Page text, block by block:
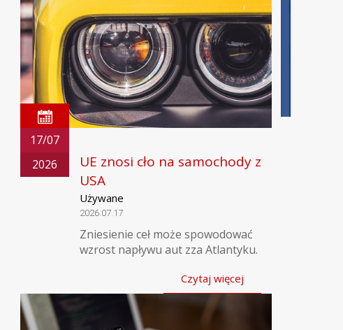
17/07
2026
UE znosi cło na samochody z
USA
Używane
2026.07.17
Zniesienie ceł może spowodować
wzrost napływu aut zza Atlantyku.
Czytaj więcej